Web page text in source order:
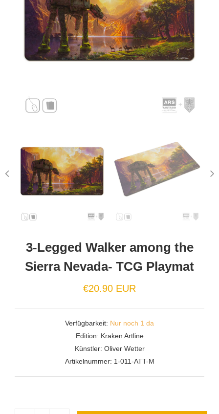
3-Legged Walker among the
Sierra Nevada- TCG Playmat
€20.90 EUR
Verfügbarkeit: Nur noch 1 da
Edition: Kraken Artline
Künstler: Oliver Wetter
Artikelnummer: 1-011-ATT-M